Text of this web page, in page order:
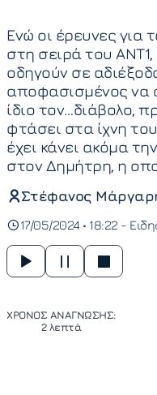
Ενώ οι έρευνες για
στη σειρά του ΑΝΤ1,
οδηγούν σε
αποφασισμένος να
ίδιο τον…διάβολο,
φτάσει στα ίχνη
έχει κάνει ακόμα
στον Δημήτρη, η
Στέφανος
17/05/2024 • 18:22 -
ΧΡΟΝΟΣ ΑΝΑΓΝΩΣΗΣ:
2 λεπτά